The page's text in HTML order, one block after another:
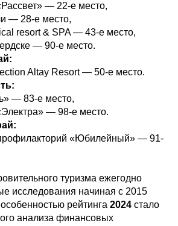
— 22-е место,
— 28-е место,
resort & SPA — 43-е место,
— 90-е место.
Altay Resort — 50-е место.
— 83-е место,
— 98-е место.
«Юбилейный» — 91-
туризма ежегодно
исследования начиная с 2015
рейтинга 2024 стало
анализа финансовых